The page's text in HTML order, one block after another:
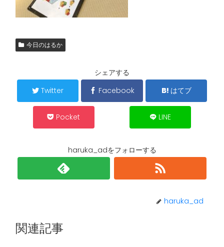
今日のはるか
シェアする
Twitter
Facebook はてブ
Pocket LINE
haruka_adをフォローする
haruka_ad
関連記事